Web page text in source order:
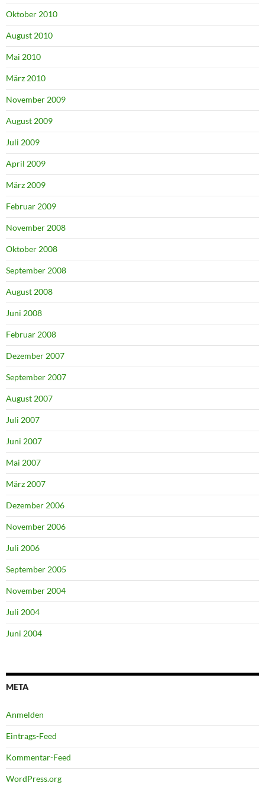
Oktober 2010
August 2010
Mai 2010
März 2010
November 2009
August 2009
Juli 2009
April 2009
März 2009
Februar 2009
November 2008
Oktober 2008
September 2008
August 2008
Juni 2008
Februar 2008
Dezember 2007
September 2007
August 2007
Juli 2007
Juni 2007
Mai 2007
März 2007
Dezember 2006
November 2006
Juli 2006
September 2005
November 2004
Juli 2004
Juni 2004
META
Anmelden
Eintrags-Feed
Kommentar-Feed
WordPress.org